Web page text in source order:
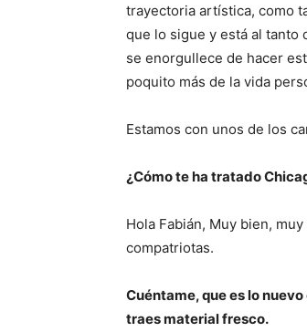
trayectoria artística, como
que lo sigue y está al
se enorgullece de hacer
poquito más de la vida
Estamos con unos de los
¿Cómo te ha tratado
Hola Fabián, Muy bien,
compatriotas.
Cuéntame, que es lo
traes material fresco.